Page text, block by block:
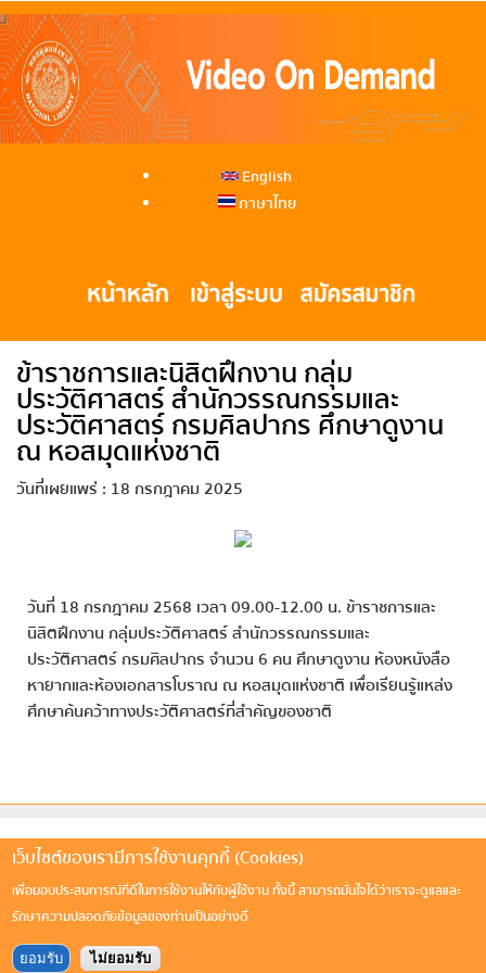
English
ภาษาไทย
ข้าราชการและนิสิตฝึกงาน กลุ่ม
ประวัติศาสตร์ สำนักวรรณกรรมและ
ประวัติศาสตร์ กรมศิลปากร ศึกษาดูงาน
ณ หอสมุดแห่งชาติ
วันที่เผยแพร่ : 18 กรกฎาคม 2025
วันที่ 18 กรกฎาคม 2568 เวลา 09.00-12.00 น. ข้าราชการและ
นิสิตฝึกงาน กลุ่มประวัติศาสตร์ สำนักวรรณกรรมและ
ประวัติศาสตร์ กรมศิลปากร จำนวน 6 คน ศึกษาดูงาน ห้องหนังสือ
หายากและห้องเอกสารโบราณ ณ หอสมุดแห่งชาติ เพื่อเรียนรู้แหล่ง
ศึกษาค้นคว้าทางประวัติศาสตร์ที่สำคัญของชาติ
เว็บไซต์ของเรามีการใช้งานคุกกี้ (Cookies)
เพื่อมอบประสบการณ์ที่ดีในการใช้งานให้กับผู้ใช้งาน ทั้งนี้ สามารถมั่นใจได้ว่าเราจะดูแลและ
รักษาความปลอดภัยข้อมูลของท่านเป็นอย่างดี
ยอมรับ ไม่ยอมรับ